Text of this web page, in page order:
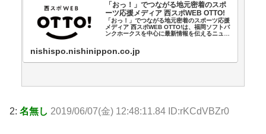
「おっ！」でつながる地元密着のスポ
ーツ応援メディア 西スポWEB OTTO!
「おっ！」でつながる地元密着のスポーツ応援
メディア 西スポWEB OTTO!は、福岡ソフトバ
ンクホークスを中心に最新情報を伝えるニュー
ビートップリーグや...
nishispo.nishinippon.co.jp
2: 名無し 2019/06/07(金) 12:48:11.84 ID:rKCdVBZr0